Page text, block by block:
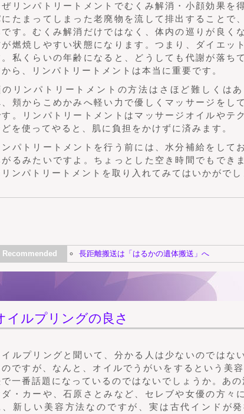
ぜリンパトリートメントでむくみ解消・小顔効果を
にたまってしまった老廃物を流して排出することで
です。むくみ解消だけではなく、体内の巡りが良く
が燃焼しやすい状態になります。つまり、ダイエッ
。私くらいの年齢になると、どうしても代謝が落ち
ら、リンパトリートメントは本当に重要です。
のリンパトリートメントの方法はさほど難しくは
、頬からこめかみへ軽い力で優しくマッサージをし
す。リンパトリートメントはマッサージオイルやテ
どを使ってやると、肌に負担をかけずに済みます。
ンパトリートメントを行う前には、水分補給をして
がるみたいですよ。ちょっとした空き時間でもでき
リンパトリートメントを取り入れてみてはいかがでし
Recommended 長距離搬送は「はるかの遺体搬送」へ
イルプリングの良さ
イルプリングと聞いて、分かる人は少ないのではな
のですが、なんと、オイルでうがいをするという美
で一番話題になっているのではないでしょうか。あ
ダ・カーや、石原さとみなど、セレブや女優の方々
、新しい美容方法なのですが、実は古代インドが